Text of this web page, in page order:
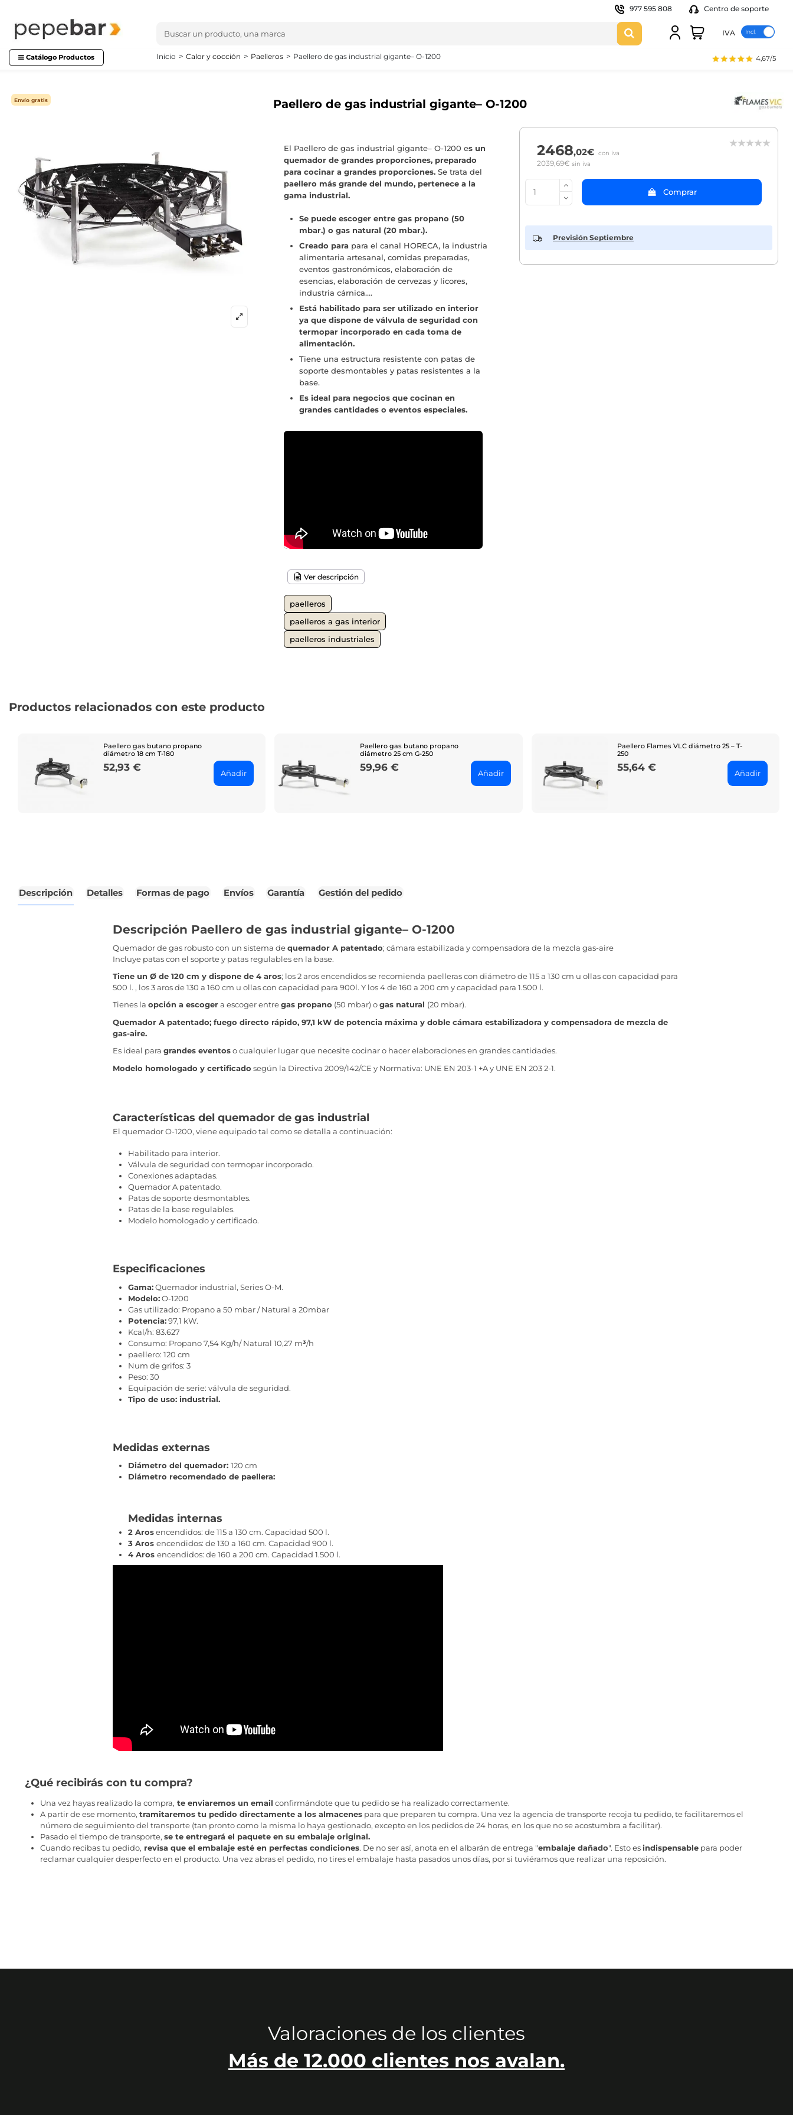
977 595 808 Centro de soporte
IVA
Catálogo Productos 4,67/5
Inicio Calor y cocción Paelleros Paellero de gas industrial gigante– O-1200
Envío gratis Paellero de gas industrial gigante– O-1200
El Paellero de gas industrial gigante– O-1200 es un
quemador de grandes proporciones, preparado
para cocinar a grandes proporciones.Se trata del
paellero más grande del mundo, pertenece a la
gama industrial.
Se puede escoger entre gas propano (50
mbar.) o gas natural (20 mbar.).
Creado parapara el canal HORECA, la industria
alimentaria artesanal, comidas preparadas,
eventos gastronómicos, elaboración de
esencias, elaboración de cervezas y licores,
industria cárnica....
Está habilitado para ser utilizado en interior
ya que dispone de válvula de seguridad con
termopar incorporado en cada toma de
alimentación.
Tiene una estructura resistente con patas de
soporte desmontables y patas resistentes a la
base.
Es ideal para negocios que cocinan en
grandes cantidades o eventos especiales.
Ver descripción
paelleros
paelleros a gas interior
paelleros industriales
2468,02€ con iva
2039,69€ sin iva
Comprar
Previsión Septiembre
Productos relacionados con este producto
Paellero gas butano propano
diámetro 18 cm T-180
Price
52,93 €
Añadir
Paellero gas butano propano
diámetro 25 cm G-250
Price
59,96 €
Añadir
Paellero Flames VLC diámetro 25 – T-
250
Price
55,64 €
Añadir
Descripción Detalles Formas de pago Envíos Garantía Gestión del pedido
Descripción Paellero de gas industrial gigante– O-1200
Quemador de gas robusto con un sistema dequemador A patentado; cámara estabilizada y compensadora de la mezcla gas-aire
Incluye patas con el soporte y patas regulables en la base.
Tiene un Ø de 120 cm y dispone de 4 aros; los 2 aros encendidos se recomienda paelleras con diámetro de 115 a 130 cm u ollas con capacidad para
500 l. , los 3 aros de 130 a 160 cm u ollas con capacidad para 900l. Y los 4 de 160 a 200 cm y capacidad para 1.500 l.
Tienes la opción a escogera escoger entregas propano (50 mbar) ogas natural (20 mbar).
Quemador A patentado; fuego directo rápido, 97,1 kW de potencia máxima y doble cámara estabilizadora y compensadora de mezcla de
gas-aire.
Es ideal para grandes eventoso cualquier lugar que necesite cocinar o hacer elaboraciones en grandes cantidades.
Modelo homologado y certificado según la Directiva 2009/142/CE y Normativa: UNE EN 203-1 +A y UNE EN 203 2-1.
Características del quemador de gas industrial
El quemador O-1200, viene equipado tal como se detalla a continuación:
Habilitado para interior.
Válvula de seguridad con termopar incorporado.
Conexiones adaptadas.
Quemador A patentado.
Patas de soporte desmontables.
Patas de la base regulables.
Modelo homologado y certificado.
Especificaciones
Gama:Quemador industrial, Series O-M.
Modelo:O-1200
Gas utilizado: Propano a 50 mbar / Natural a 20mbar
Potencia:97,1 kW.
Kcal/h: 83.627
Consumo: Propano 7,54 Kg/h/ Natural 10,27 m³/h
paellero: 120 cm
Num de grifos: 3
Peso: 30
Equipación de serie: válvula de seguridad.
Tipo de uso: industrial.
Medidas externas
Diámetro del quemador: 120 cm
Diámetro recomendado de paellera:
Medidas internas
2 Arosencendidos: de 115 a 130 cm. Capacidad 500 l.
3 Aros encendidos: de 130 a 160 cm. Capacidad 900 l.
4 Aros encendidos: de 160 a 200 cm. Capacidad 1.500 l.
¿Qué recibirás con tu compra?
Una vez hayas realizado la compra, te enviaremos un email confirmándote que tu pedido se ha realizado correctamente.
A partir de ese momento, tramitaremos tu pedido directamente a los almacenespara que preparen tu compra. Una vez la agencia de transporte recoja tu pedido, te facilitaremos el
número de seguimiento del transporte (tan pronto como la misma lo haya gestionado, excepto en los pedidos de 24 horas, en los que no se acostumbra a facilitar).
Pasado el tiempo de transporte, se te entregará el paquete en su embalaje original.
Cuando recibas tu pedido, revisa que el embalaje esté en perfectas condiciones. De no ser así, anota en el albarán de entrega "embalaje dañado". Esto esindispensablepara poder
reclamar cualquier desperfecto en el producto. Una vez abras el pedido, no tires el embalaje hasta pasados unos días, por si tuviéramos que realizar una reposición.
Valoraciones de los clientes
Más de 12.000 clientes nos avalan.